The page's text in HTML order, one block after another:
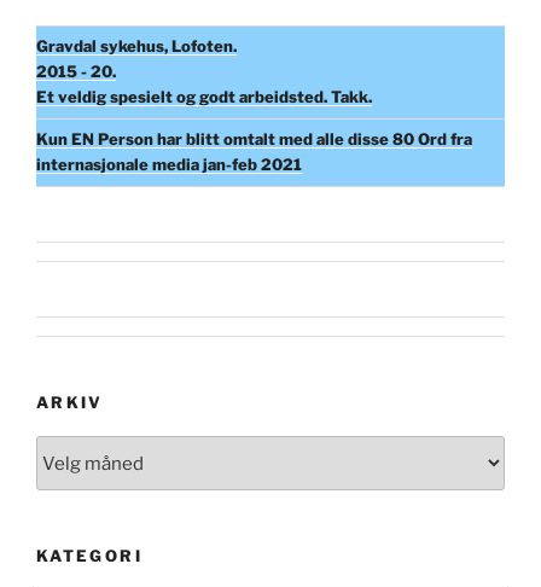
Gravdal sykehus, Lofoten.
2015 - 20.
Et veldig spesielt og godt arbeidsted. Takk.
Kun EN Person har blitt omtalt med alle disse 80 Ord fra
internasjonale media jan-feb 2021
ARKIV
KATEGORI